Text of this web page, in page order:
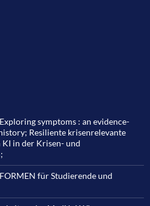
symptoms : an evidence-
Resiliente krisenrelevante
KI in der Krisen- und
für Studierende und